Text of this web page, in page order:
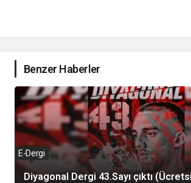
Benzer Haberler
Diyagonal Dergi 43.Sayı çıktı
E-Dergi